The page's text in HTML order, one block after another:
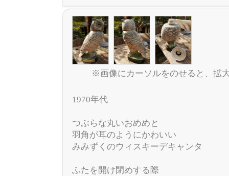
※画像にカーソルをのせると、拡
1970年代
つぶらな丸いおめめと
羽角が耳のようにかわいい
みみずくのウィスキーデキャンタ
ふたを開け閉めする際